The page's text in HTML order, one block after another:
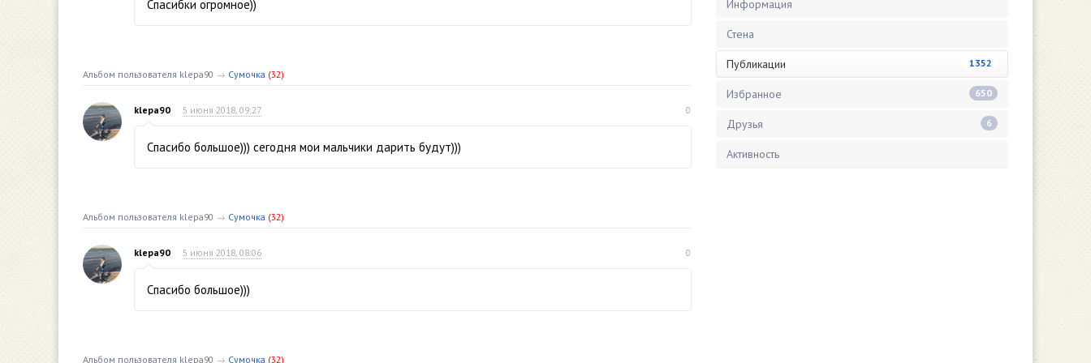
Спасибки огромное))
Альбом пользователя klepa90 → Сумочка (32)
klepa90 5 июня 2018, 09:27 0
Спасибо большое))) сегодня мои мальчики дарить будут)))
Альбом пользователя klepa90 → Сумочка (32)
klepa90 5 июня 2018, 08:06 0
Спасибо большое)))
Альбом пользователя klepa90 → Сумочка (32)
Информация
Стена
Публикации 1352
Избранное 650
Друзья 6
Активность